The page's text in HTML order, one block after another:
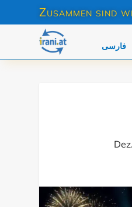
Zusammen sind
فارسی